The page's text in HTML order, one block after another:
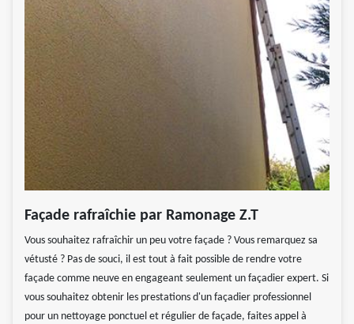
Façade rafraîchie par Ramonage Z.T
Vous souhaitez rafraîchir un peu votre façade ? Vous remarquez sa
vétusté ? Pas de souci, il est tout à fait possible de rendre votre
façade comme neuve en engageant seulement un façadier expert. Si
vous souhaitez obtenir les prestations d'un façadier professionnel
pour un nettoyage ponctuel et régulier de façade, faites appel à